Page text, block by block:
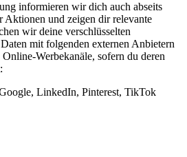
informieren wir dich auch abseits
Aktionen und zeigen dir relevante
wir deine verschlüsselten
mit folgenden externen Anbietern
Werbekanäle, sofern du deren
LinkedIn, Pinterest, TikTok